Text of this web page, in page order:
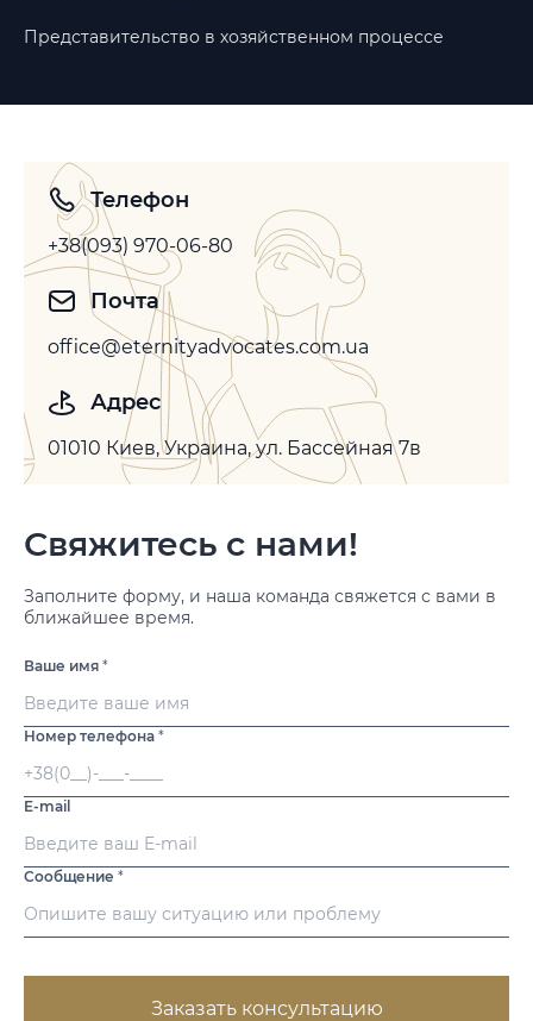
Представительство в хозяйственном процессе
Телефон
+38(093) 970-06-80
Почта
office@eternityadvocates.com.ua
Адрес
01010 Киев, Украина, ул. Бассейная 7в
Свяжитесь с нами!
Заполните форму, и наша команда свяжется с вами в
ближайшее время.
Ваше имя *
Номер телефона *
E-mail
Сообщение *
Заказать консультацию